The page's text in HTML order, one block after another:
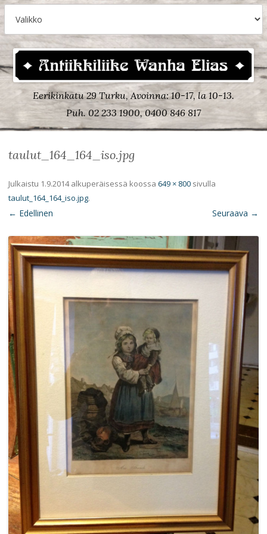
Eerikinkatu 29 Turku, Avoinna: 10-17, la 10-13.
Puh. 02 233 1900, 0400 846 817
taulut_164_164_iso.jpg
Julkaistu 1.9.2014alkuperäisessä koossa 649 × 800 sivulla
taulut_164_164_iso.jpg.
← Edellinen Seuraava →